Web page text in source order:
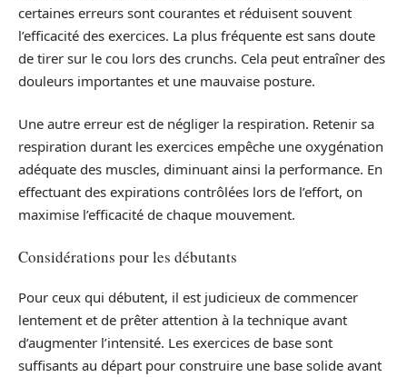
certaines erreurs sont courantes et réduisent souvent
l’efficacité des exercices. La plus fréquente est sans doute
de tirer sur le cou lors des crunchs. Cela peut entraîner des
douleurs importantes et une mauvaise posture.
Une autre erreur est de négliger la respiration. Retenir sa
respiration durant les exercices empêche une oxygénation
adéquate des muscles, diminuant ainsi la performance. En
effectuant des expirations contrôlées lors de l’effort, on
maximise l’efficacité de chaque mouvement.
Considérations pour les débutants
Pour ceux qui débutent, il est judicieux de commencer
lentement et de prêter attention à la technique avant
d’augmenter l’intensité. Les exercices de base sont
suffisants au départ pour construire une base solide avant